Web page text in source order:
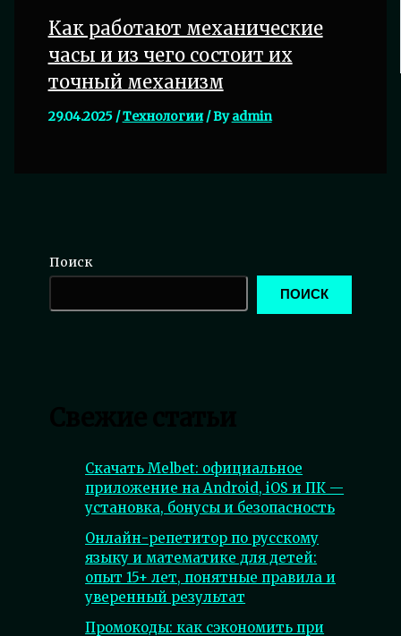
Как работают механические
часы и из чего состоит их
точный механизм
29.04.2025 /Технологии/ Byadmin
Поиск
ПОИСК
Скачать Melbet: официальное
приложение на Android, iOS и ПК —
установка, бонусы и безопасность
Онлайн-репетитор по русскому
языку и математике для детей:
опыт 15+ лет, понятные правила и
уверенный результат
Промокоды: как сэкономить при